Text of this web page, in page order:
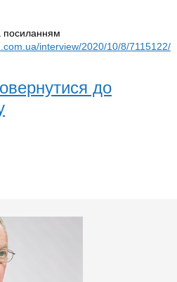
посиланням
interview/2020/10/8/7115122/
до